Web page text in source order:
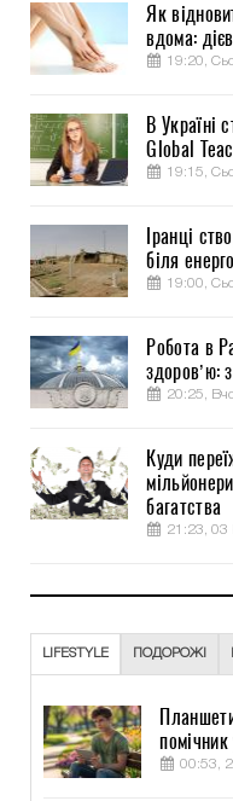
Як
вдома:
19:20,
В Україні
Global
19:15,
Іранці
біля
19:00,
Робота в
здоров’ю:
20:25,
Куди
багатства
21:23, 03
LIFESTYLE ПОДОРОЖІ
помічник
00:53,